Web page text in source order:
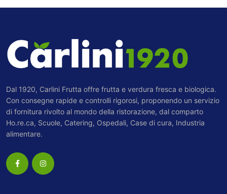
Dal 1920, Carlini Frutta offre frutta e verdura fresca e biologica.
Con consegne rapide e controlli rigorosi, proponendo un servizio
di fornitura rivolto al mondo della ristorazione, dal comparto
Ho.re.ca, Scuole, Catering, Ospedali, Case di cura, Industria
alimentare.